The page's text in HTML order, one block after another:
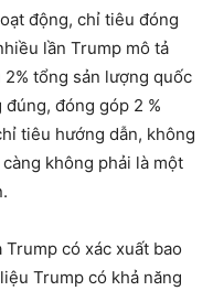
động, chỉ tiêu đóng
lần Trump mô tả
tổng sản lượng quốc
đóng góp 2 %
tiêu hướng dẫn, không
không phải là một
có xác xuất bao
Trump có khả năng